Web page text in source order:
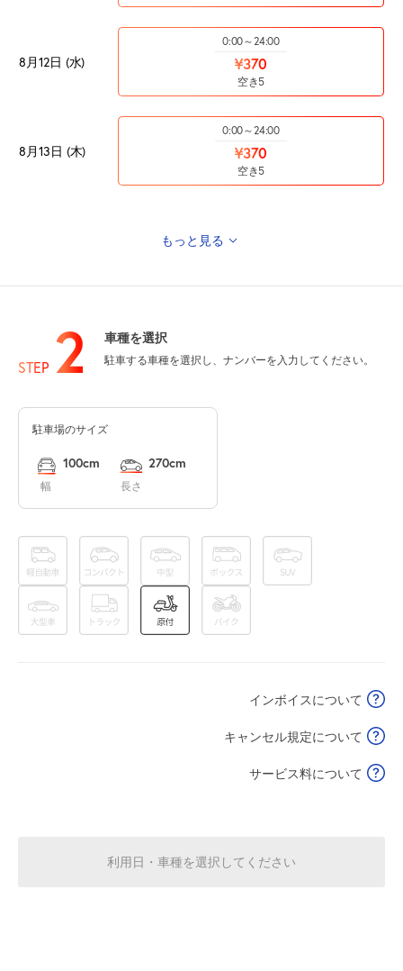
8月12日 (水)
0:00～24:00
¥370
空き5
8月13日 (木)
0:00～24:00
¥370
空き5
8月15日 (土) ¥370
8月16日 (日)
8月17日 (月) ¥370
空き5
8月18日 (火)
0:00～24:00
¥370
0:00～24:00
空き5
もっと見る
STEP 2 車種を選択
駐車する車種を選択し、ナンバーを入力してください。
駐車場のサイズ
幅
100cm
長さ
270cm
インボイスについて
キャンセル規定について
サービス料について
利用日・車種を選択してください